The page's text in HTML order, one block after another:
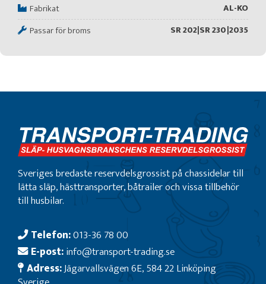
Fabrikat
AL-KO
Passar för broms
SR 202|SR 230|2035
Sveriges bredaste reservdelsgrossist på chassidelar till
lätta släp, hästtransporter, båtrailer och vissa tillbehör
till husbilar.
Telefon:013-36 78 00
E-post:info@transport-trading.se
Adress:Jägarvallsvägen 6E, 584 22 Linköping